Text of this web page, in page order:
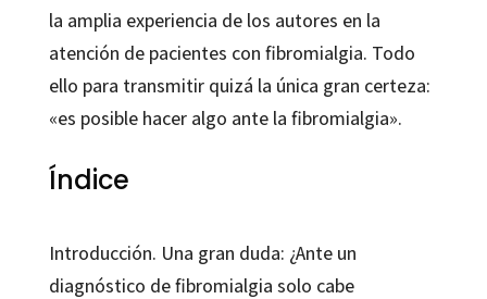
la amplia experiencia de los autores en la
atención de pacientes con fibromialgia. Todo
ello para transmitir quizá la única gran certeza:
«es posible hacer algo ante la fibromialgia».
Índice
Introducción. Una gran duda: ¿Ante un
diagnóstico de fibromialgia solo cabe